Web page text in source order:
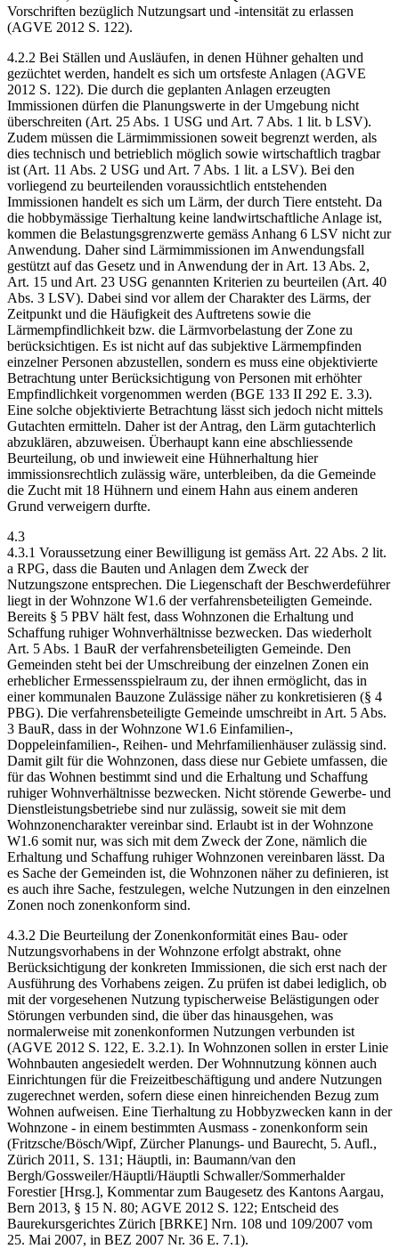
Vorschriften bezüglich Nutzungsart und -intensität zu erlassen
(AGVE 2012 S. 122).
4.2.2 Bei Ställen und Ausläufen, in denen Hühner gehalten und
gezüchtet werden, handelt es sich um ortsfeste Anlagen (AGVE
2012 S. 122). Die durch die geplanten Anlagen erzeugten
Immissionen dürfen die Planungswerte in der Umgebung nicht
überschreiten (Art. 25 Abs. 1 USG und Art. 7 Abs. 1 lit. b LSV).
Zudem müssen die Lärmimmissionen soweit begrenzt werden, als
dies technisch und betrieblich möglich sowie wirtschaftlich tragbar
ist (Art. 11 Abs. 2 USG und Art. 7 Abs. 1 lit. a LSV). Bei den
vorliegend zu beurteilenden voraussichtlich entstehenden
Immissionen handelt es sich um Lärm, der durch Tiere entsteht. Da
die hobbymässige Tierhaltung keine landwirtschaftliche Anlage ist,
kommen die Belastungsgrenzwerte gemäss Anhang 6 LSV nicht zur
Anwendung. Daher sind Lärmimmissionen im Anwendungsfall
gestützt auf das Gesetz und in Anwendung der in Art. 13 Abs. 2,
Art. 15 und Art. 23 USG genannten Kriterien zu beurteilen (Art. 40
Abs. 3 LSV). Dabei sind vor allem der Charakter des Lärms, der
Zeitpunkt und die Häufigkeit des Auftretens sowie die
Lärmempfindlichkeit bzw. die Lärmvorbelastung der Zone zu
berücksichtigen. Es ist nicht auf das subjektive Lärmempfinden
einzelner Personen abzustellen, sondern es muss eine objektivierte
Betrachtung unter Berücksichtigung von Personen mit erhöhter
Empfindlichkeit vorgenommen werden (BGE 133 II 292 E. 3.3).
Eine solche objektivierte Betrachtung lässt sich jedoch nicht mittels
Gutachten ermitteln. Daher ist der Antrag, den Lärm gutachterlich
abzuklären, abzuweisen. Überhaupt kann eine abschliessende
Beurteilung, ob und inwieweit eine Hühnerhaltung hier
immissionsrechtlich zulässig wäre, unterbleiben, da die Gemeinde
die Zucht mit 18 Hühnern und einem Hahn aus einem anderen
Grund verweigern durfte.
4.3
4.3.1 Voraussetzung einer Bewilligung ist gemäss Art. 22 Abs. 2 lit.
a RPG, dass die Bauten und Anlagen dem Zweck der
Nutzungszone entsprechen. Die Liegenschaft der Beschwerdeführer
liegt in der Wohnzone W1.6 der verfahrensbeteiligten Gemeinde.
Bereits § 5 PBV hält fest, dass Wohnzonen die Erhaltung und
Schaffung ruhiger Wohnverhältnisse bezwecken. Das wiederholt
Art. 5 Abs. 1 BauR der verfahrensbeteiligten Gemeinde. Den
Gemeinden steht bei der Umschreibung der einzelnen Zonen ein
erheblicher Ermessensspielraum zu, der ihnen ermöglicht, das in
einer kommunalen Bauzone Zulässige näher zu konkretisieren (§ 4
PBG). Die verfahrensbeteiligte Gemeinde umschreibt in Art. 5 Abs.
3 BauR, dass in der Wohnzone W1.6 Einfamilien-,
Doppeleinfamilien-, Reihen- und Mehrfamilienhäuser zulässig sind.
Damit gilt für die Wohnzonen, dass diese nur Gebiete umfassen, die
für das Wohnen bestimmt sind und die Erhaltung und Schaffung
ruhiger Wohnverhältnisse bezwecken. Nicht störende Gewerbe- und
Dienstleistungsbetriebe sind nur zulässig, soweit sie mit dem
Wohnzonencharakter vereinbar sind. Erlaubt ist in der Wohnzone
W1.6 somit nur, was sich mit dem Zweck der Zone, nämlich die
Erhaltung und Schaffung ruhiger Wohnzonen vereinbaren lässt. Da
es Sache der Gemeinden ist, die Wohnzonen näher zu definieren, ist
es auch ihre Sache, festzulegen, welche Nutzungen in den einzelnen
Zonen noch zonenkonform sind.
4.3.2 Die Beurteilung der Zonenkonformität eines Bau- oder
Nutzungsvorhabens in der Wohnzone erfolgt abstrakt, ohne
Berücksichtigung der konkreten Immissionen, die sich erst nach der
Ausführung des Vorhabens zeigen. Zu prüfen ist dabei lediglich, ob
mit der vorgesehenen Nutzung typischerweise Belästigungen oder
Störungen verbunden sind, die über das hinausgehen, was
normalerweise mit zonenkonformen Nutzungen verbunden ist
(AGVE 2012 S. 122, E. 3.2.1). In Wohnzonen sollen in erster Linie
Wohnbauten angesiedelt werden. Der Wohnnutzung können auch
Einrichtungen für die Freizeitbeschäftigung und andere Nutzungen
zugerechnet werden, sofern diese einen hinreichenden Bezug zum
Wohnen aufweisen. Eine Tierhaltung zu Hobbyzwecken kann in der
Wohnzone - in einem bestimmten Ausmass - zonenkonform sein
(Fritzsche/Bösch/Wipf, Zürcher Planungs- und Baurecht, 5. Aufl.,
Zürich 2011, S. 131; Häuptli, in: Baumann/van den
Bergh/Gossweiler/Häuptli/Häuptli Schwaller/Sommerhalder
Forestier [Hrsg.], Kommentar zum Baugesetz des Kantons Aargau,
Bern 2013, § 15 N. 80; AGVE 2012 S. 122; Entscheid des
Baurekursgerichtes Zürich [BRKE] Nrn. 108 und 109/2007 vom
25. Mai 2007, in BEZ 2007 Nr. 36 E. 7.1).